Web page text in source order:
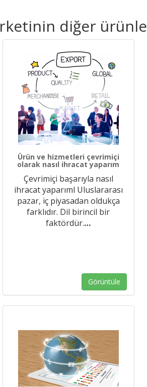
diğer
Ürün ve hizmetleri çevrimiçi
olarak nasıl ihracat yaparım
Çevrimiçi başarıyla nasıl
ihracat yaparıml Uluslararası
pazar, iç piyasadan oldukça
farklıdır. Dil birincil bir
faktördür.…
Görüntüle